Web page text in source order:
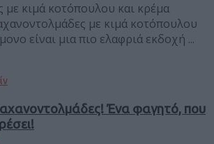
με κιμά κοτόπουλου και κρέμα
με κιμά κοτόπουλου
είναι μια πιο ελαφριά εκδοχή ...
Ένα φαγητό, που